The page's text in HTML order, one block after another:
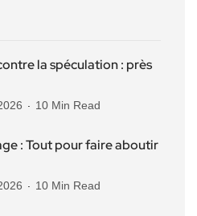
la spéculation : près
10 Min Read
: Tout pour faire aboutir
10 Min Read